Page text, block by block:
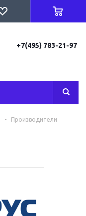
+7(495) 783-21-97
- Производители